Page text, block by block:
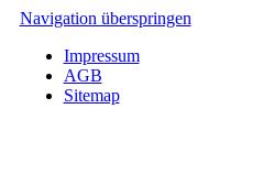
Navigation überspringen
Impressum
AGB
Sitemap